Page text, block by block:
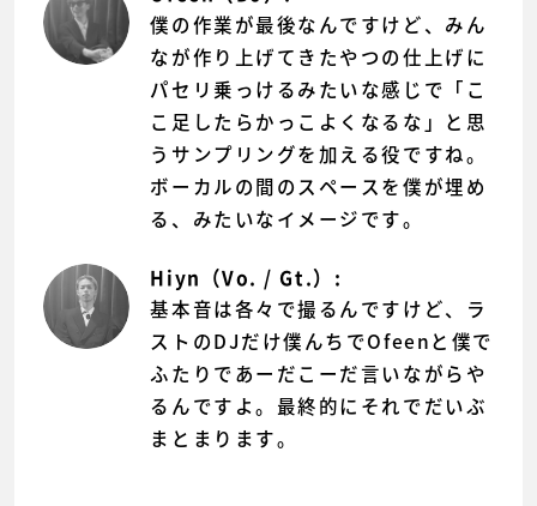
僕の作業が最後なんですけど、みん
なが作り上げてきたやつの仕上げに
パセリ乗っけるみたいな感じで「こ
こ足したらかっこよくなるな」と思
うサンプリングを加える役ですね。
ボーカルの間のスペースを僕が埋め
る、みたいなイメージです。
Hiyn（Vo. / Gt.）:
基本音は各々で撮るんですけど、ラ
ストのDJだけ僕んちでOfeenと僕で
ふたりであーだこーだ言いながらや
るんですよ。最終的にそれでだいぶ
まとまります。